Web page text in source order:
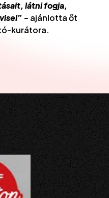
látni fogja,
– ajánlotta őt
kurátora.